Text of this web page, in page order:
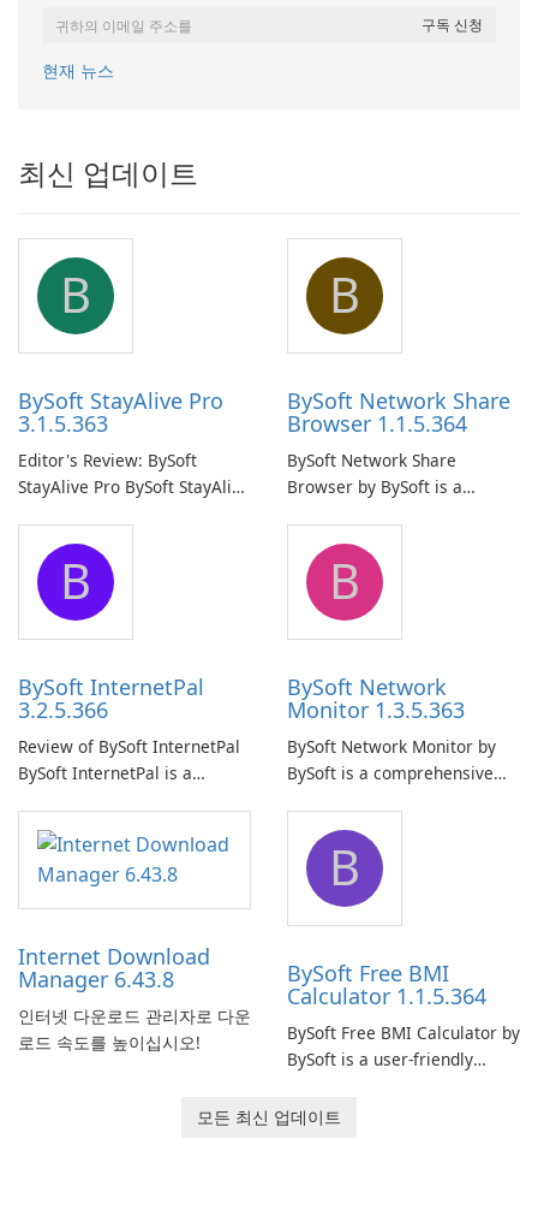
현재 뉴스
최신 업데이트
B
BySoft StayAlive Pro
3.1.5.363
Editor's Review: BySoft
StayAlive Pro BySoft StayAlive
application designed to
ensure the continuous and
uninterrupted operation of
your computer system.
B
BySoft Network Share
Browser 1.1.5.364
BySoft Network Share
Browser by BySoft is a
application that allows users
to easily browse and manage
shared folders on their
network.
B
BySoft InternetPal
3.2.5.366
Review of BySoft InternetPal
BySoft InternetPal is a
application designed to
monitor your internet
connection and provide real-
time insights into its
B
BySoft Network
Monitor 1.3.5.363
BySoft Network Monitor by
BySoft is a comprehensive
designed to help businesses
effectively manage their
network infrastructure.
Internet Download
Manager 6.43.8
인터넷 다운로드 관리자로 다운
로드 속도를 높이십시오!
B
BySoft Free BMI
Calculator 1.1.5.364
BySoft Free BMI Calculator by
BySoft is a user-friendly
designed to help you
모든 최신 업데이트